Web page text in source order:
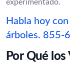
experimentado.
Habla hoy
árboles. 855-
Por Qué